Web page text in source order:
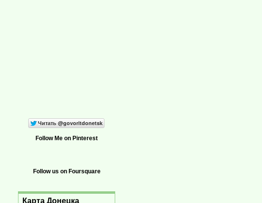
Follow Me on Pinterest
Follow us on Foursquare
Карта Донецка